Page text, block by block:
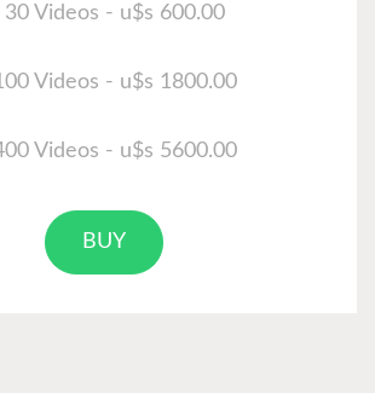
30 Videos - u$s 600.00
Videos - u$s 1800.00
Videos - u$s 5600.00
BUY